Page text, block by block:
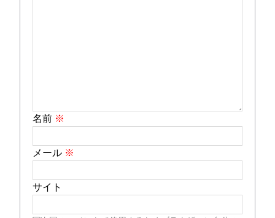
名前 ※
メール ※
サイト